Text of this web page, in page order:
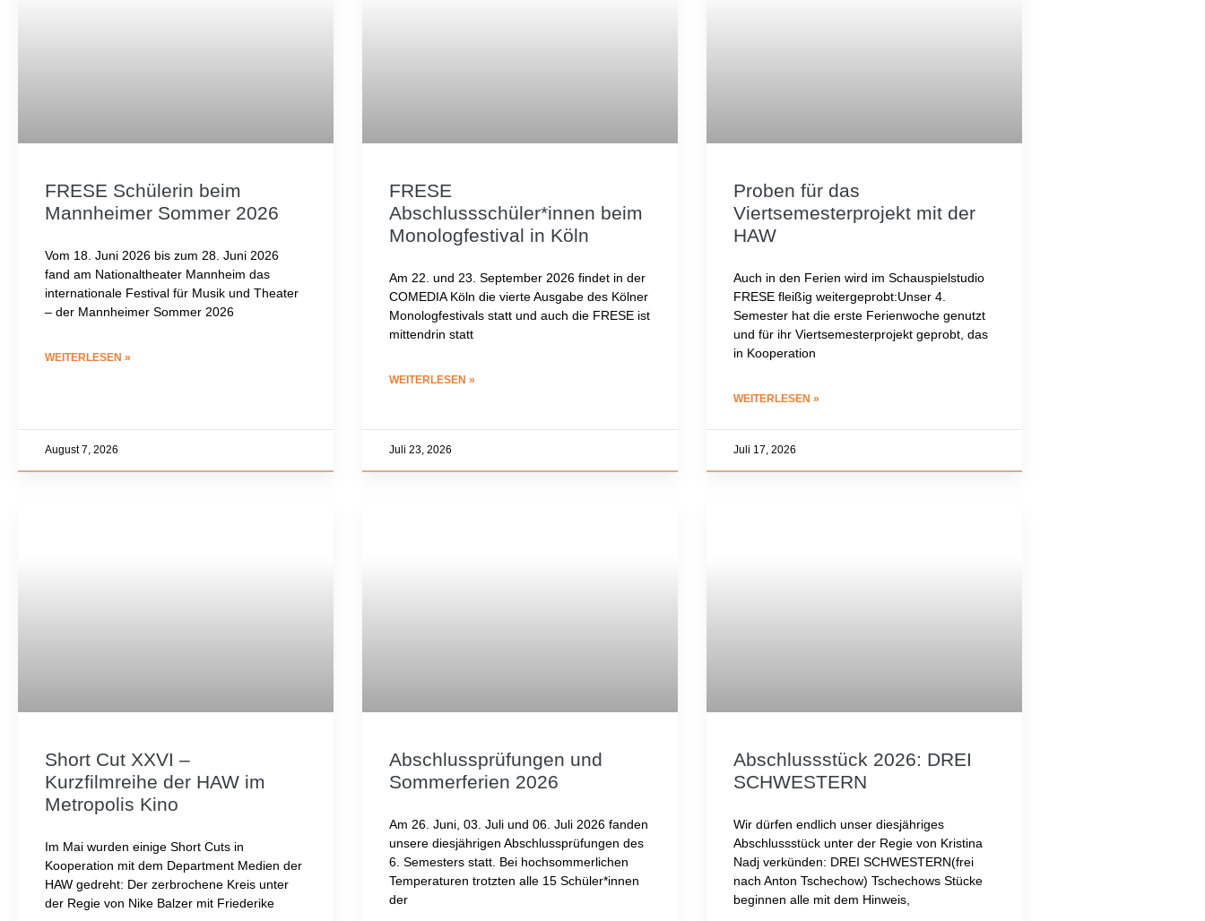
FRESE Schülerin beim
Mannheimer Sommer 2026
Vom 18. Juni 2026 bis zum 28. Juni 2026
fand am Nationaltheater Mannheim das
internationale Festival für Musik und Theater
– der Mannheimer Sommer 2026
WEITERLESEN »
August 7, 2026
FRESE
Abschlussschüler*innen beim
Monologfestival in Köln
Am 22. und 23. September 2026 findet in der
COMEDIA Köln die vierte Ausgabe des Kölner
Monologfestivals statt und auch die FRESE ist
mittendrin statt
WEITERLESEN »
Juli 23, 2026
Proben für das
Viertsemesterprojekt mit der
HAW
Auch in den Ferien wird im Schauspielstudio
FRESE fleißig weitergeprobt:Unser 4.
Semester hat die erste Ferienwoche genutzt
und für ihr Viertsemesterprojekt geprobt, das
in Kooperation
WEITERLESEN »
Juli 17, 2026
Short Cut XXVI –
Kurzfilmreihe der HAW im
Metropolis Kino
Im Mai wurden einige Short Cuts in
Kooperation mit dem Department Medien der
HAW gedreht: Der zerbrochene Kreis unter
der Regie von Nike Balzer mit Friederike
Abschlussprüfungen und
Sommerferien 2026
Am 26. Juni, 03. Juli und 06. Juli 2026 fanden
unsere diesjährigen Abschlussprüfungen des
6. Semesters statt. Bei hochsommerlichen
Temperaturen trotzten alle 15 Schüler*innen
der
Abschlussstück 2026: DREI
SCHWESTERN
Wir dürfen endlich unser diesjähriges
Abschlussstück unter der Regie von Kristina
Nadj verkünden: DREI SCHWESTERN(frei
nach Anton Tschechow) Tschechows Stücke
beginnen alle mit dem Hinweis,